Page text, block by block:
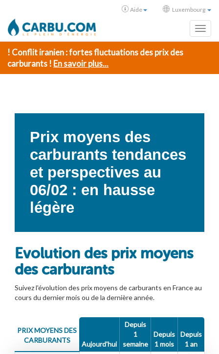
Aide Luxembourg
! Conflit iranien : fortes fluctuations des prix des
carburants ! En savoir plus...
Prix moyens des
carburants tendances
et perspectives au
06/02 : en hausse
légère
Evolution des prix moyens
des carburants
Suivez l'évolution des prix moyens de carburants en France au
cours du dernier mois ou de la dernière année.
PRIX MOYENS DES
CARBURANTS
Aujourd'hui
Depuis
1
semaine
Depuis
1 mois
Depuis
1 an